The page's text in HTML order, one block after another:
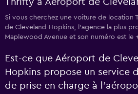
Thrifty à Aéroport de
Si vous cherchez une voiture de location
de Cleveland-Hopkins, l’agence la plus
Maplewood Avenue et son numéro est le
Est-ce que Aéroport de
Hopkins propose un service
de prise en charge à